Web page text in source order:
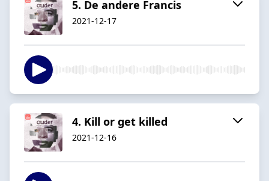
5. De andere Francis
2021-12-17
4. Kill or get killed
2021-12-16